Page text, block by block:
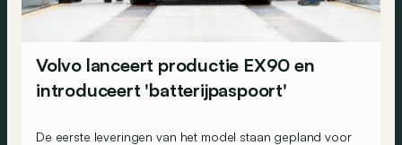
Volvo lanceert productie EX90 en
introduceert 'batterijpaspoort'
De eerste leveringen van het model staan gepland voor